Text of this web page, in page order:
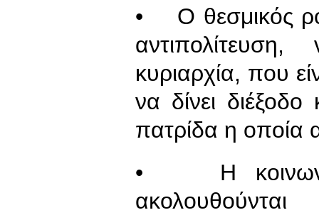
• Ο θεσμικός
κυριαρχία, που
να δίνει
πατρίδα η οποία
• Η κοινωνία